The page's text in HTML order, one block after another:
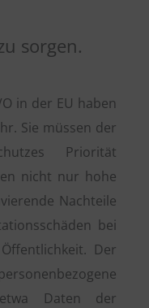
sorgen.
in der EU haben
Sie müssen der
Priorität
nicht nur hohe
Nachteile
bei
Der
Daten der